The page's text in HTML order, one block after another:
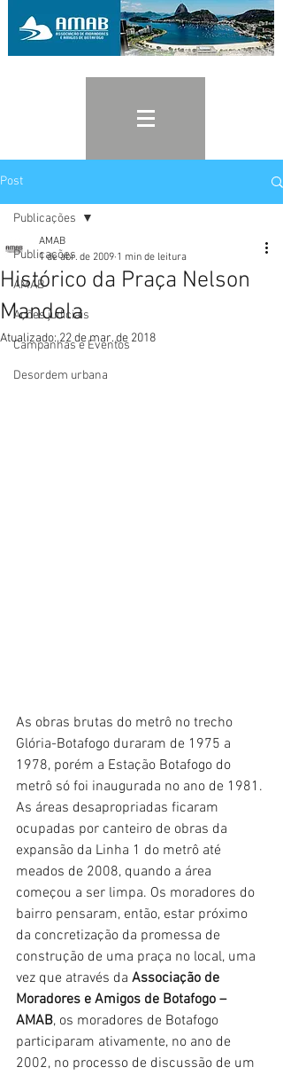
Post
Publicações
AMAB
Ações judiciais
Campanhas e Eventos
Desordem urbana
Publicações
Histórico da Praça Nelson
Mandela
AMAB
1 de abr. de 2009 1 min de leitura
Atualizado:22 de mar. de 2018
As obras brutas do metrô no trecho
Glória-Botafogo duraram de 1975 a
1978, porém a Estação Botafogo do
metrô só foi inaugurada no ano de 1981.
As áreas desapropriadas ficaram
ocupadas por canteiro de obras da
expansão da Linha 1 do metrô até
meados de 2008, quando a área
começou a ser limpa. Os moradores do
bairro pensaram, então, estar próximo
da concretização da promessa de
construção de uma praça no local, uma
vez que através da Associação de
Moradores e Amigos de Botafogo –
AMAB, os moradores de Botafogo
participaram ativamente, no ano de
2002, no processo de discussão de um